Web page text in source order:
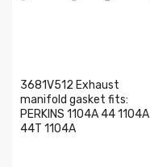
3681V512 Exhaust
manifold gasket fits:
PERKINS 1104A 44 1104A
44T 1104A